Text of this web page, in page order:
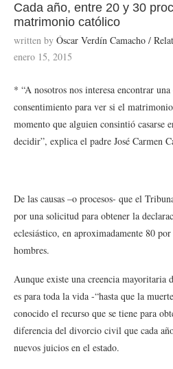
Cada año, entre 20 y 30
matrimonio católico
written by Óscar Verdín Camacho /
enero 15, 2015
* “A nosotros nos interesa encontrar
consentimiento para ver si el
momento que alguien consintió casarse
decidir”, explica el padre José Carmen
De las causas –o procesos- que el
por una solicitud para obtener la
eclesiástico, en aproximadamente 80
hombres.
Aunque existe una creencia
es para toda la vida -“hasta que la
conocido el recurso que se tiene para
diferencia del divorcio civil que cada
nuevos juicios en el estado.